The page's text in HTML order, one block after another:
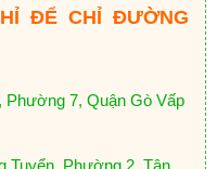
ĐỂ CHỈ ĐƯỜNG
Phường 7, Quận Gò Vấp
Tuyển, Phường 2, Tân